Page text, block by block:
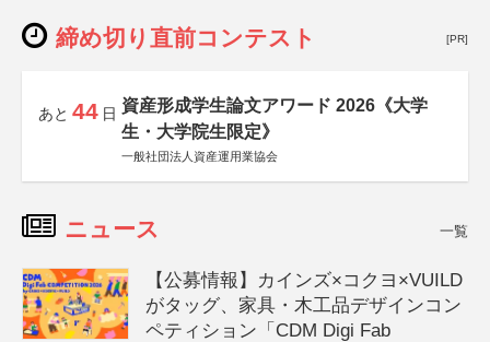
締め切り直前コンテスト [PR]
あと 44 日 資産形成学生論文アワード 2026《大学
生・大学院生限定》
一般社団法人資産運用業協会
ニュース 一覧
【公募情報】カインズ×コクヨ×VUILD
がタッグ、家具・木工品デザインコン
ペティション「CDM Digi Fab